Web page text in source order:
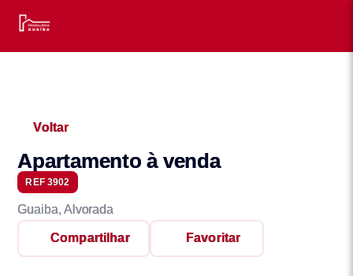
Voltar
Apartamento à venda
REF 3902
Guaiba, Alvorada
Compartilhar Favoritar